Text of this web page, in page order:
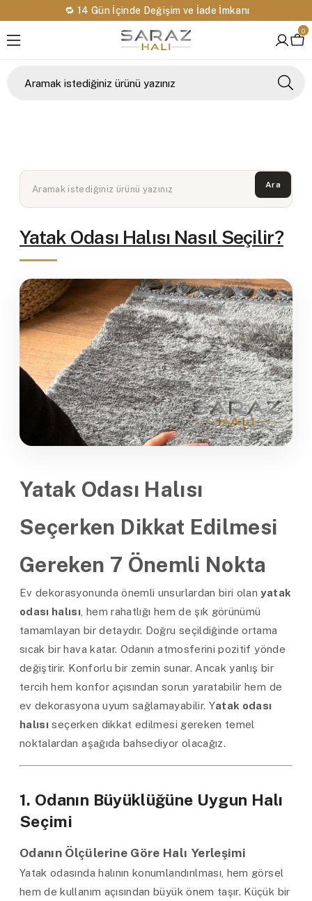
🔁 14 Gün İçinde Değişim ve İade İmkanı
0
Anasayfa Blog yatak odası halısı Yatak Odası Halısı Nasıl
Ara
Yatak Odası Halısı Nasıl Seçilir?
Yatak Odası Halısı
Seçerken Dikkat Edilmesi
Gereken 7 Önemli Nokta
Ev dekorasyonunda önemli unsurlardan biri olanyatak
odası halısı , hem rahatlığı hem de şık görünümü
tamamlayan bir detaydır. Doğru seçildiğinde ortama
sıcak bir hava katar. Odanın atmosferini pozitif yönde
değiştirir. Konforlu bir zemin sunar. Ancak yanlış bir
tercih hem konfor açısından sorun yaratabilir hem de
ev dekorasyona uyum sağlamayabilir. Yatak odası
halısı seçerken dikkat edilmesi gereken temel
noktalardan aşağıda bahsediyor olacağız.
1. Odanın Büyüklüğüne Uygun Halı
Seçimi
Odanın Ölçülerine Göre Halı Yerleşimi
Yatak odasında halının konumlandırılması, hem görsel
hem de kullanım açısından büyük önem taşır. Küçük bir